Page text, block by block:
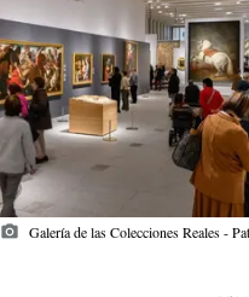
photo_camera Galería de las Colecciones Reales -